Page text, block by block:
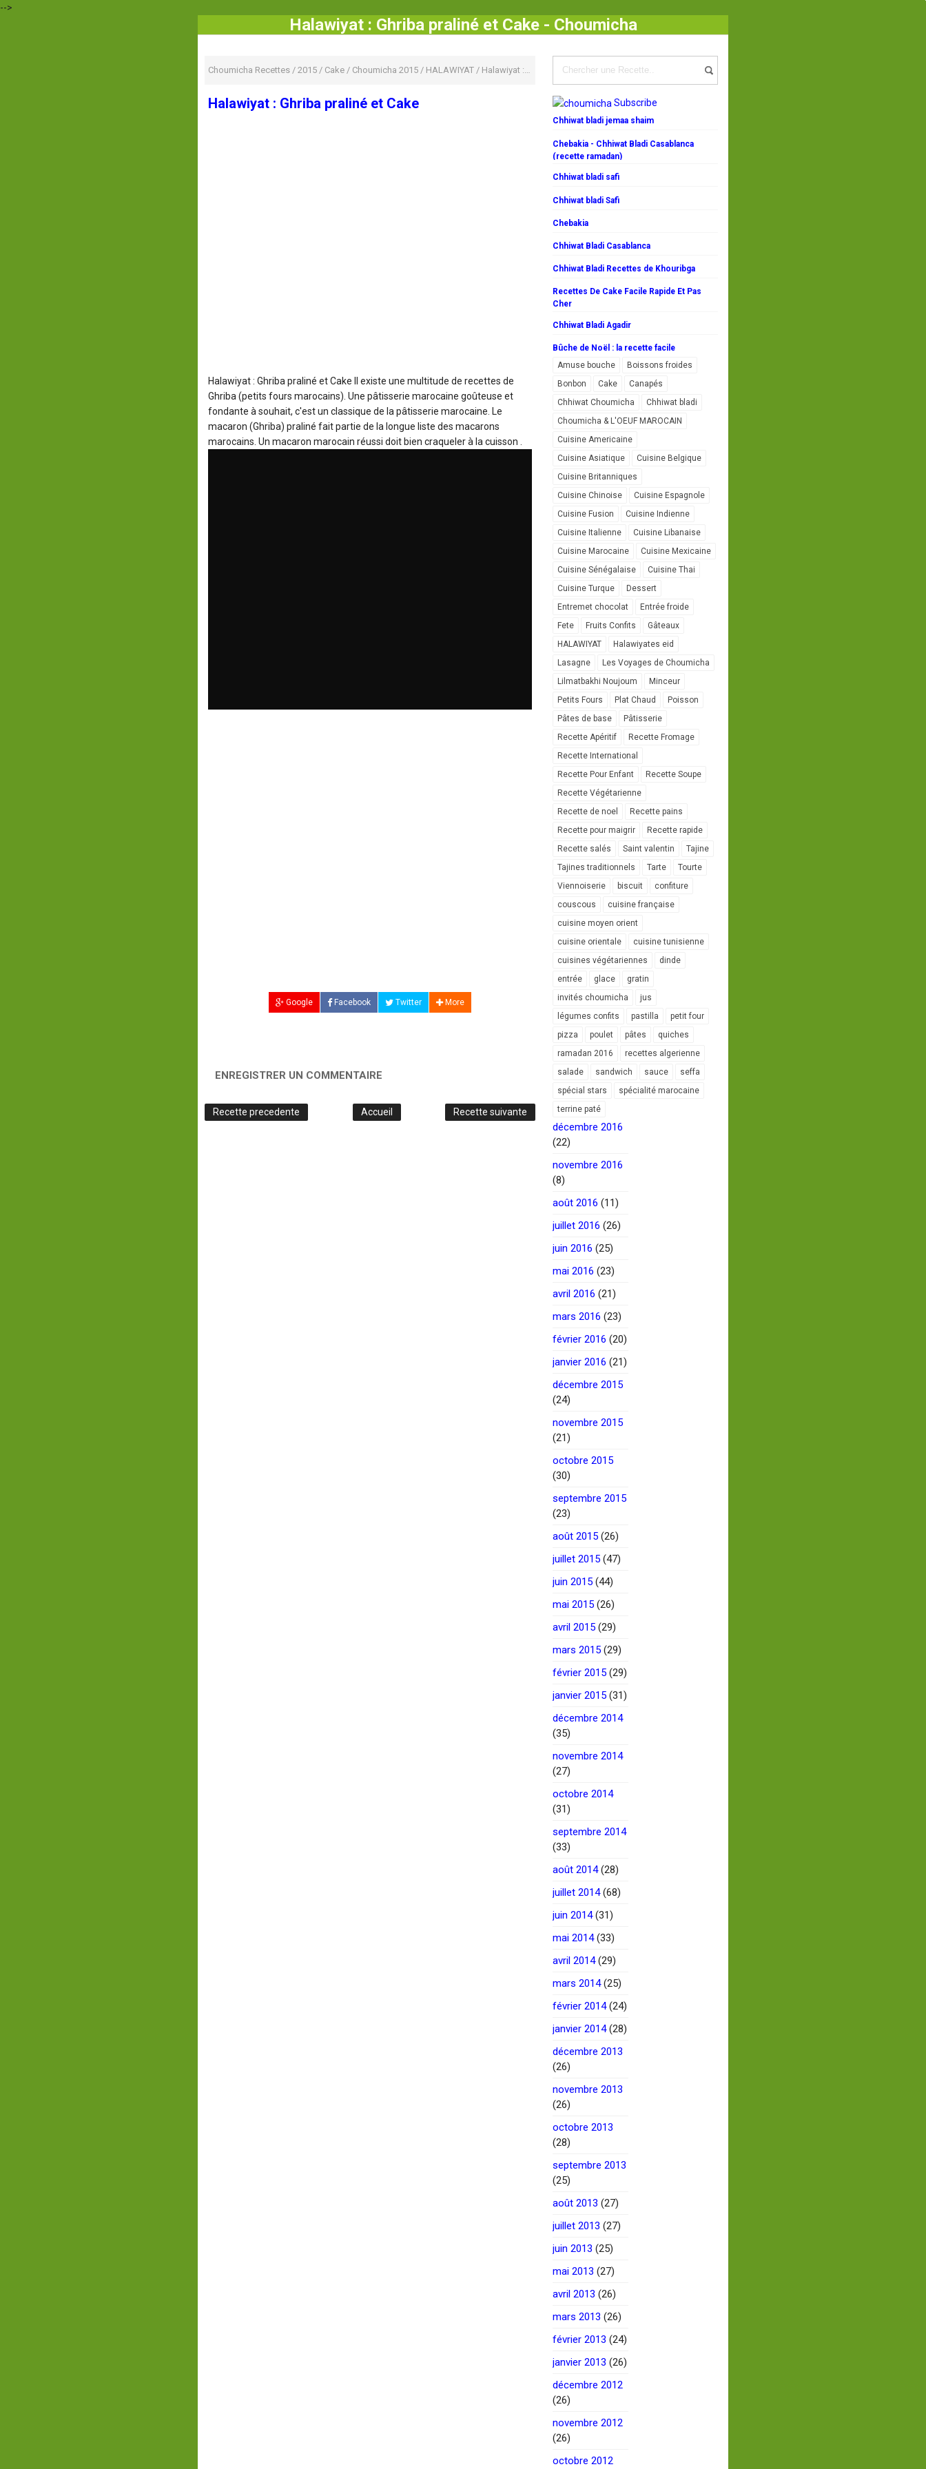
-->
Halawiyat : Ghriba praliné et Cake - Choumicha
Choumicha Recettes / 2015 / Cake / Choumicha 2015 / HALAWIYAT / Halawiyat : Ghriba praliné et Cake
Halawiyat : Ghriba praliné et Cake
Halawiyat : Ghriba praliné et Cake
Il existe une multitude de recettes de
Ghriba (petits fours marocains). Une pâtisserie marocaine goûteuse et
fondante à souhait, c'est un classique de la pâtisserie marocaine. Le
macaron (Ghriba) praliné fait partie de la longue liste des macarons
marocains. Un macaron marocain réussi doit bien craqueler à la cuisson .
Google Facebook Twitter More
ENREGISTRER UN COMMENTAIRE
Recette precedente Recette suivante
Accueil
Subscribe
Chhiwat bladi jemaa shaim
Chebakia - Chhiwat Bladi Casablanca
(recette ramadan)
Chhiwat bladi safi
Chhiwat bladi Safi
Chebakia
Chhiwat Bladi Casablanca
Chhiwat Bladi Recettes de Khouribga
Recettes De Cake Facile Rapide Et Pas
Cher
Chhiwat Bladi Agadir
Bûche de Noël : la recette facile
Amuse bouche
Boissons froides
Bonbon
Cake
Canapés
Chhiwat Choumicha
Chhiwat bladi
Choumicha & L'OEUF MAROCAIN
Cuisine Americaine
Cuisine Asiatique
Cuisine Belgique
Cuisine Britanniques
Cuisine Chinoise
Cuisine Espagnole
Cuisine Fusion
Cuisine Indienne
Cuisine Italienne
Cuisine Libanaise
Cuisine Marocaine
Cuisine Mexicaine
Cuisine Sénégalaise
Cuisine Thai
Cuisine Turque
Dessert
Entremet chocolat
Entrée froide
Fete
Fruits Confits
Gâteaux
HALAWIYAT
Halawiyates eid
Lasagne
Les Voyages de Choumicha
Lilmatbakhi Noujoum
Minceur
Petits Fours
Plat Chaud
Poisson
Pâtes de base
Pâtisserie
Recette Apéritif
Recette Fromage
Recette International
Recette Pour Enfant
Recette Soupe
Recette Végétarienne
Recette de noel
Recette pains
Recette pour maigrir
Recette rapide
Recette salés
Saint valentin
Tajine
Tajines traditionnels
Tarte
Tourte
Viennoiserie
biscuit
confiture
couscous
cuisine française
cuisine moyen orient
cuisine orientale
cuisine tunisienne
cuisines végétariennes
dinde
entrée
glace
gratin
invités choumicha
jus
légumes confits
pastilla
petit four
pizza
poulet pâtes
quiches
ramadan 2016
recettes algerienne
salade
sandwich sauce
seffa
spécial stars
spécialité marocaine
terrine paté
décembre 2016
(22)
novembre 2016
(8)
août 2016 (11)
juillet 2016 (26)
juin 2016 (25)
mai 2016 (23)
avril 2016 (21)
mars 2016 (23)
février 2016 (20)
janvier 2016 (21)
décembre 2015
(24)
novembre 2015
(21)
octobre 2015
(30)
septembre 2015
(23)
août 2015 (26)
juillet 2015 (47)
juin 2015 (44)
mai 2015 (26)
avril 2015 (29)
mars 2015 (29)
février 2015 (29)
janvier 2015 (31)
décembre 2014
(35)
novembre 2014
(27)
octobre 2014
(31)
septembre 2014
(33)
août 2014(28)
juillet 2014(68)
juin 2014(31)
mai 2014(33)
avril 2014(29)
mars 2014(25)
février 2014(24)
janvier 2014(28)
décembre 2013
(26)
novembre 2013
(26)
octobre 2013
(28)
septembre 2013
(25)
août 2013 (27)
juillet 2013 (27)
juin 2013 (25)
mai 2013 (27)
avril 2013 (26)
mars 2013 (26)
février 2013 (24)
janvier 2013 (26)
décembre 2012
(26)
novembre 2012
(26)
octobre 2012